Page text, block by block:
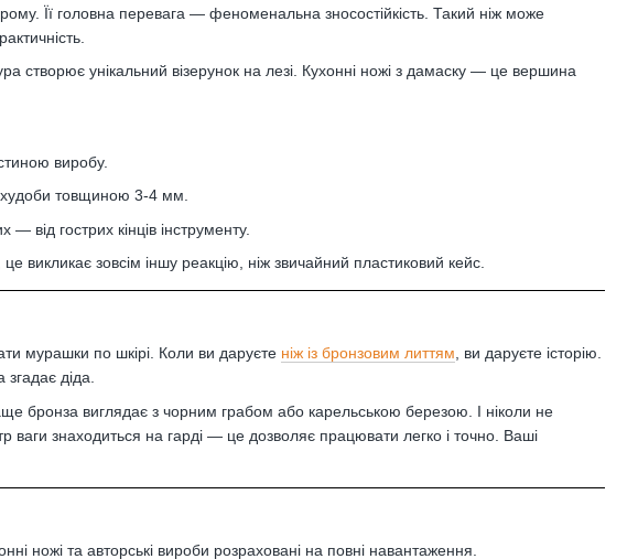
Її головна перевага — феноменальна зносостійкість. Такий ніж може
створює унікальний візерунок на лезі. Кухонні ножі з дамаску — це вершина
виробу.
худоби товщиною 3-4 мм.
від гострих кінців інструменту.
викликає зовсім іншу реакцію, ніж звичайний пластиковий кейс.
мурашки по шкірі. Коли ви даруєте ніж із бронзовим литтям, ви даруєте історію.
згадає діда.
бронза виглядає з чорним грабом або карельською березою. І ніколи не
знаходиться на гарді — це дозволяє працювати легко і точно. Ваші
ножі та авторські вироби розраховані на повні навантаження.